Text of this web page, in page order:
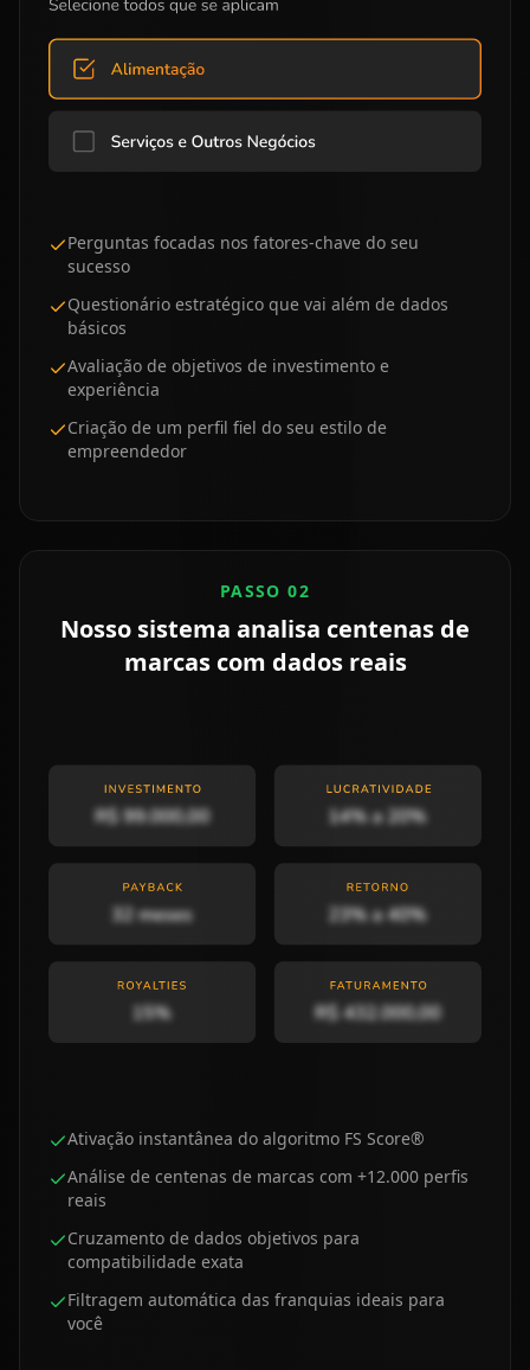
Perguntas focadas nos fatores-chave do seu
sucesso
Questionário estratégico que vai além de dados
básicos
Avaliação de objetivos de investimento e
experiência
Criação de um perfil fiel do seu estilo de
empreendedor
PASSO 02
Nosso sistema analisa centenas de
marcas com dados reais
Ativação instantânea do algoritmo FS Score®
Análise de centenas de marcas com +12.000 perfis
reais
Cruzamento de dados objetivos para
compatibilidade exata
Filtragem automática das franquias ideais para
você